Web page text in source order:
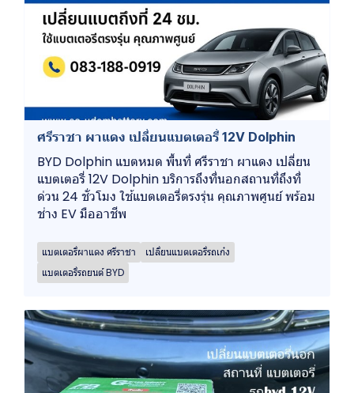
ศรีราชา ผาแดง เปลี่ยนแบตเตอรี่ 12V Dolphin
BYD Dolphin แบตหมด พื้นที่ ศรีราชา ผาแดง เปลี่ยน
แบตเตอรี่ 12V Dolphin บริการถึงที่นอกสถานที่ถึงที่
ด่วน 24 ชั่วโมง ใช้แบตเตอรี่ตรงรุ่น คุณภาพศูนย์ พร้อม
ช่าง EV มืออาชีพ
แบตเตอรี่ผาแดง ศรีราชา
เปลี่ยนแบตเตอรี่รถเก๋ง
แบตเตอรี่รถยนต์ BYD